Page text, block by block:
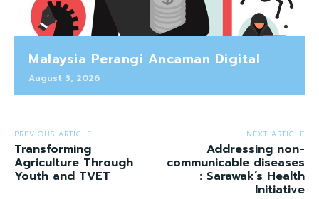
Malaysia Perangi Ancaman Digital
August 3, 2026
PREVIOUS ARTICLE
Transforming
Agriculture Through
Youth and TVET
NEXT ARTICLE
Addressing non-
communicable diseases
: Sarawak’s Health
Initiative